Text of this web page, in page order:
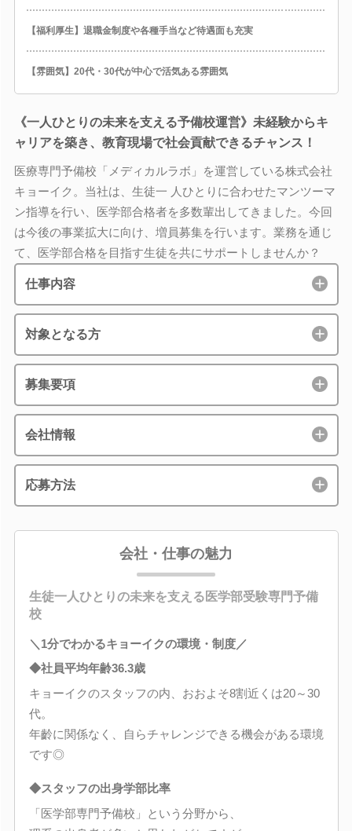
【福利厚生】退職金制度や各種手当など待遇面も充実
【雰囲気】20代・30代が中心で活気ある雰囲気
《一人ひとりの未来を支える予備校運営》未経験からキ
ャリアを築き、教育現場で社会貢献できるチャンス！
医療専門予備校「メディカルラボ」を運営している株式会社
キョーイク。当社は、生徒一 人ひとりに合わせたマンツーマ
ン指導を行い、医学部合格者を多数輩出してきました。今回
は今後の事業拡大に向け、増員募集を行います。業務を通じ
て、医学部合格を目指す生徒を共にサポートしませんか？
仕事内容
対象となる方
募集要項
会社情報
応募方法
会社・仕事の魅力
生徒一人ひとりの未来を支える医学部受験専門予備
校
＼1分でわかるキョーイクの環境・制度／
◆社員平均年齢36.3歳
キョーイクのスタッフの内、おおよそ8割近くは20～30
代。
年齡に関係なく、自らチャレンジできる機会がある環境
です◎
◆スタッフの出身学部比率
「医学部専門予備校」という分野から、